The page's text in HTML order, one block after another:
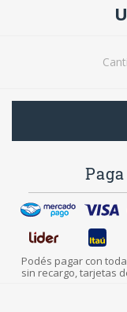
Podés pagar con
sin recargo, tarjetas